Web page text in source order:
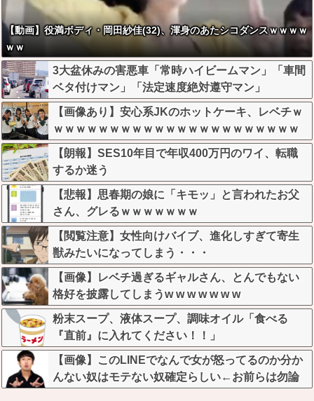
【動画】役満ボディ・岡田紗佳(32)、渾身のあたシコダンスｗｗｗｗ
ｗｗ
3大盆休みの害悪車「常時ハイビームマン」「車間
ベタ付けマン」「法定速度絶対遵守マン」
【画像あり】安心系JKのホットケーキ、レベチｗ
ｗｗｗｗｗｗｗｗｗｗｗｗｗｗｗｗｗｗｗｗｗｗ
ｗ
【朗報】SES10年目で年収400万円のワイ、転職
するか迷う
【悲報】思春期の娘に「キモッ」と言われたお父
さん、グレるｗｗｗｗｗｗｗ
【閲覧注意】女性向けバイブ、進化しすぎて寄生
獣みたいになってしまう・・・
【画像】レベチ過ぎるギャルさん、とんでもない
格好を披露してしまうw w w w w w w
粉末スープ、液体スープ、調味オイル「食べる
『直前』に入れてください！！」
【画像】このLINEでなんで女が怒ってるのか分か
んない奴はモテない奴確定らしい←お前らは勿論